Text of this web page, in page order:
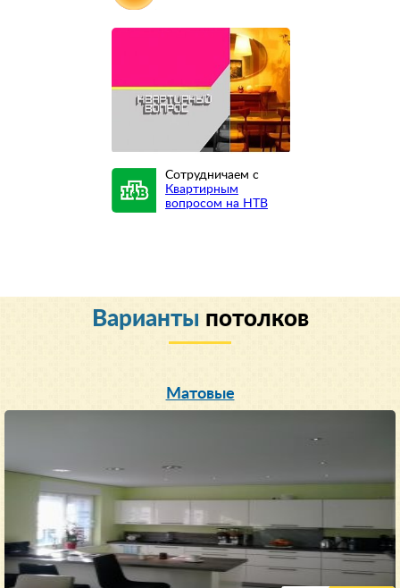
Сотрудничаем с
Квартирным
вопросом на НТВ
Варианты потолков
Матовые